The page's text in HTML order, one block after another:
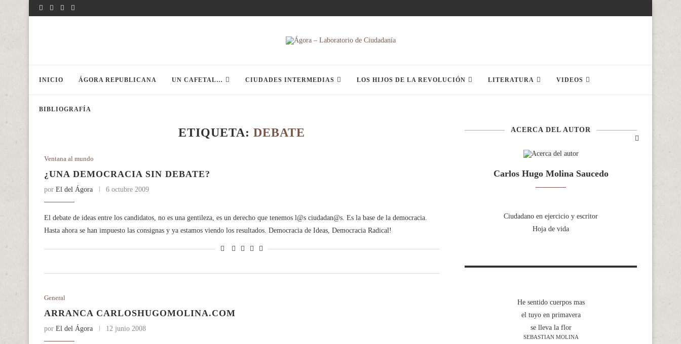
INICIO ÁGORA REPUBLICANA UN CAFETAL… CIUDADES INTERMEDIAS LOS HIJOS DE LA REVOLUCIÓN LITERATURA VIDEOS
BIBLIOGRAFÍA
ETIQUETA: DEBATE
Ventana al mundo
¿UNA DEMOCRACIA SIN DEBATE?
por El del Ágora 6 octubre 2009
El debate de ideas entre los candidatos, no es una gentileza, es un derecho que tenemos l@s ciudadan@s. Es la base de la democracia.
Hasta ahora se han impuesto las consignas y ya estamos viendo los resultados. Democracia de Ideas, Democracia Radical!
General
ARRANCA CARLOSHUGOMOLINA.COM
por El del Ágora 12 junio 2008
ACERCA DEL AUTOR
Carlos Hugo Molina Saucedo
Ciudadano en ejercicio y escritor
Hoja de vida
He sentido cuerpos mas
el tuyo en primavera
se lleva la flor
SEBASTIAN MOLINA